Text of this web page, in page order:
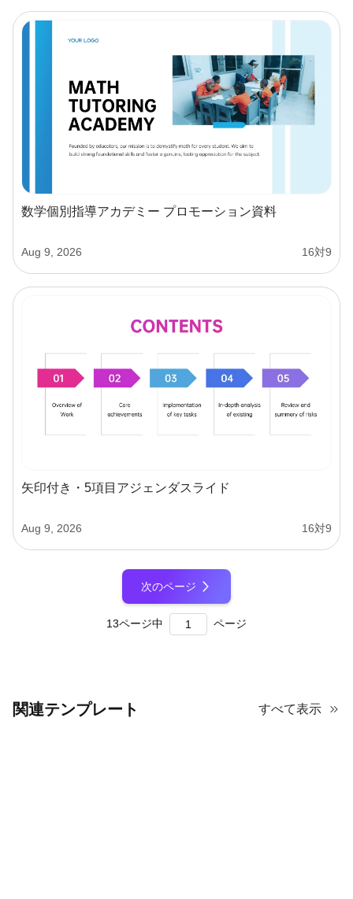
数学個別指導アカデミー プロモーション資料
Aug 9, 2026 16対9
矢印付き・5項目アジェンダスライド
Aug 9, 2026 16対9
次のページ
13ページ中 ページ
関連テンプレート すべて表示